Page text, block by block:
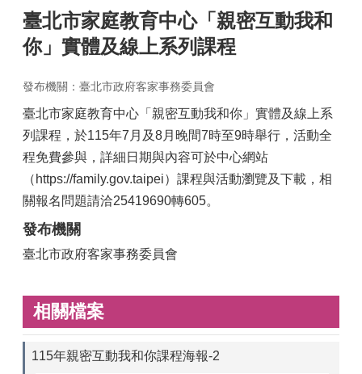
臺北市家庭教育中心「親密互動我和
你」實體及線上系列課程
發布機關：臺北市政府客家事務委員會
臺北市家庭教育中心「親密互動我和你」實體及線上系
列課程，於115年7月及8月晚間7時至9時舉行，活動全
程免費參與，詳細日期與內容可於中心網站
（https://family.gov.taipei）課程與活動瀏覽及下載，相
關報名問題請洽25419690轉605。
發布機關
臺北市政府客家事務委員會
相關檔案
115年親密互動我和你課程海報-2